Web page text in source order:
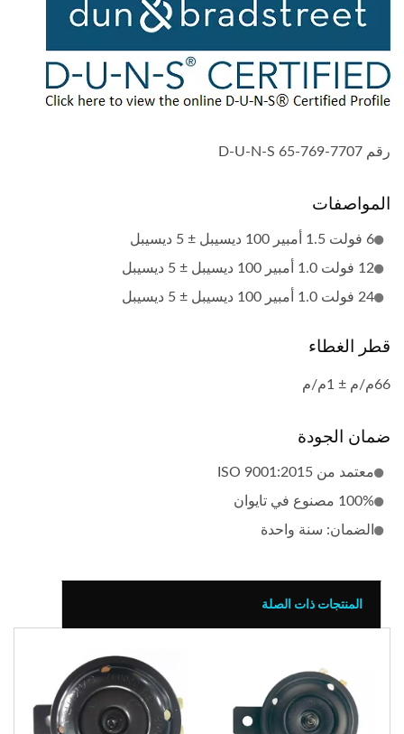
رقم D-U-N-S 65-769-7707
المواصفات
6 فولت 1.5 أمبير 100 ديسيبل ± 5 ديسيبل
12 فولت 1.0 أمبير 100 ديسيبل ± 5 ديسيبل
24 فولت 1.0 أمبير 100 ديسيبل ± 5 ديسيبل
قطر الغطاء
66م/م ± 1م/م
ضمان الجودة
معتمد من ISO 9001:2015
100% مصنوع في تايوان
الضمان: سنة واحدة
المنتجات ذات الصلة